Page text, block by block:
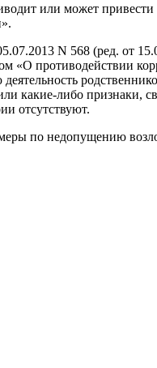
или может
N 568 (ред. от
«О противодействии
какие-либо признаки,
отсутствуют.
меры по недопущению